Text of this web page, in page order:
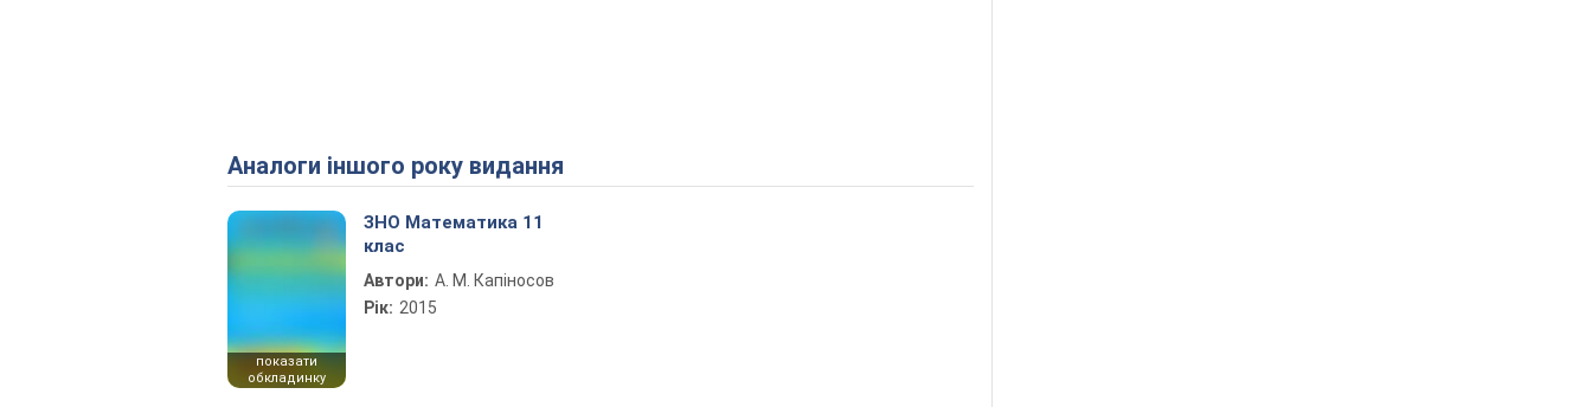
Аналоги іншого року видання
показати
обкладинку
ЗНО Математика 11
клас
Автори: А. М. Капіносов
Рік: 2015